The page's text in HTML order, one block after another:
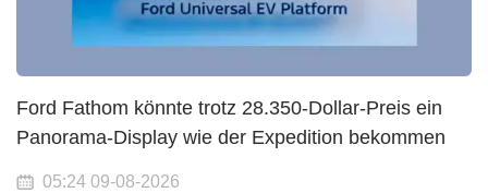
Ford Fathom könnte trotz 28.350-Dollar-Preis ein
Panorama-Display wie der Expedition bekommen
05:24 09-08-2026